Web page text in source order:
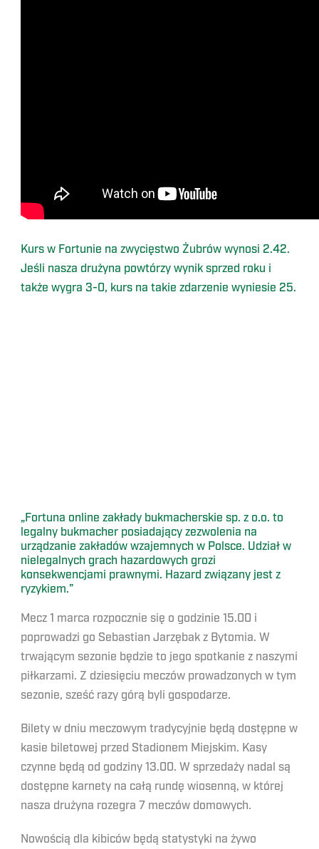
Kurs w Fortunie na zwycięstwo Żubrów wynosi 2.42.
Jeśli nasza drużyna powtórzy wynik sprzed roku i
także wygra 3-0, kurs na takie zdarzenie wyniesie 25.
„Fortuna online zakłady bukmacherskie sp. z o.o. to
legalny bukmacher posiadający zezwolenia na
urządzanie zakładów wzajemnych w Polsce. Udział w
nielegalnych grach hazardowych grozi
konsekwencjami prawnymi. Hazard związany jest z
ryzykiem.”
Mecz 1 marca rozpocznie się o godzinie 15.00 i
poprowadzi go Sebastian Jarzębak z Bytomia. W
trwającym sezonie będzie to jego spotkanie z naszymi
piłkarzami. Z dziesięciu meczów prowadzonych w tym
sezonie, sześć razy górą byli gospodarze.
Bilety w dniu meczowym tradycyjnie będą dostępne w
kasie biletowej przed Stadionem Miejskim. Kasy
czynne będą od godziny 13.00. W sprzedaży nadal są
dostępne karnety na całą rundę wiosenną, w której
nasza drużyna rozegra 7 meczów domowych.
Nowością dla kibiców będą statystyki na żywo